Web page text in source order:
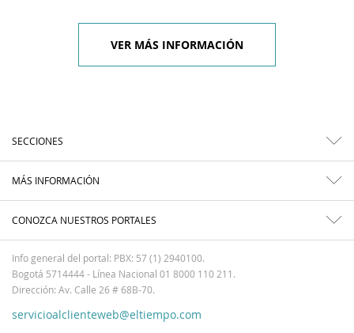
VER MÁS INFORMACIÓN
SECCIONES
MÁS INFORMACIÓN
CONOZCA NUESTROS PORTALES
Info general del portal: PBX: 57 (1) 2940100.
Bogotá 5714444 - Línea Nacional 01 8000 110 211.
Dirección: Av. Calle 26 # 68B-70.
servicioalclienteweb@eltiempo.com